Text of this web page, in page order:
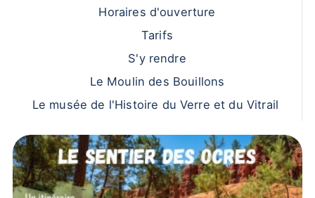
Horaires d'ouverture
Tarifs
S'y rendre
Le Moulin des Bouillons
Le musée de l'Histoire du Verre et du Vitrail